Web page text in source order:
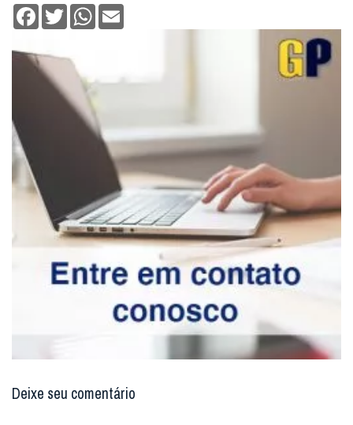
Facebook
TwitterWhatsApp
Deixe seu comentário